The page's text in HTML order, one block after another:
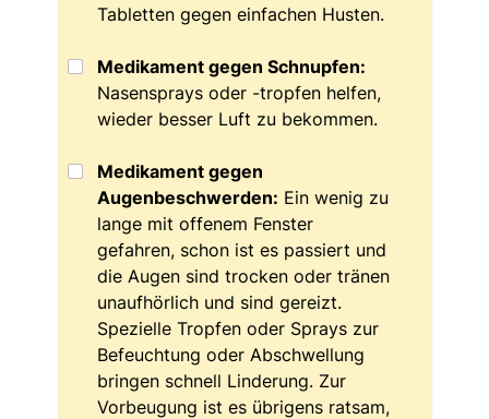
Tabletten gegen einfachen Husten.
Medikament gegen Schnupfen:
Nasensprays oder -tropfen helfen,
wieder besser Luft zu bekommen.
Medikament gegen
Augenbeschwerden: Ein wenig zu
lange mit offenem Fenster
gefahren, schon ist es passiert und
die Augen sind trocken oder tränen
unaufhörlich und sind gereizt.
Spezielle Tropfen oder Sprays zur
Befeuchtung oder Abschwellung
bringen schnell Linderung. Zur
Vorbeugung ist es übrigens ratsam,